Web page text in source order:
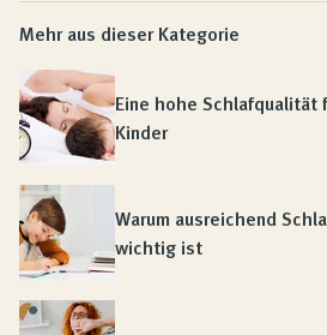
Mehr aus dieser Kategorie
Eine hohe Schlafqualität
Kinder
Warum ausreichend
wichtig ist